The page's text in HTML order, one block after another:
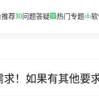
荐 问题答疑 热门专题
！如果有其他要